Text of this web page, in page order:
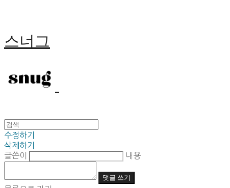
스너그
수정하기
삭제하기
글쓴이
내용
댓글 쓰기